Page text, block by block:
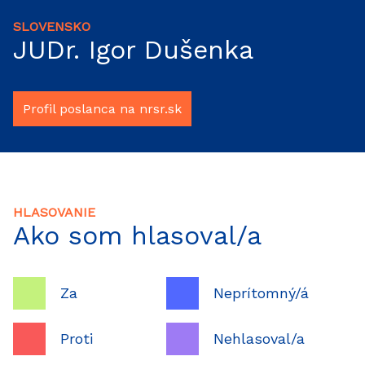
SLOVENSKO
JUDr. Igor Dušenka
Profil poslanca na nrsr.sk
HLASOVANIE
Ako som hlasoval/a
Za
Proti
Neprítomný/á
Nehlasoval/a